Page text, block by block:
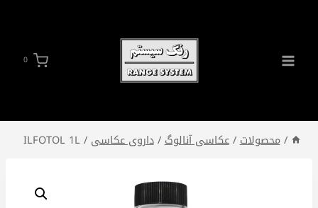
0
/محصولات/عکاسی آنالوگ/داروی عکاسی /
ILFOTOL 1L